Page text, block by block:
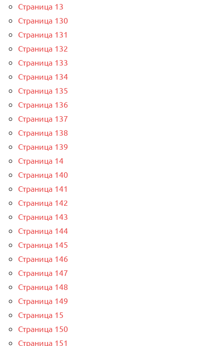
Страница 13
Страница 130
Страница 131
Страница 132
Страница 133
Страница 134
Страница 135
Страница 136
Страница 137
Страница 138
Страница 139
Страница 14
Страница 140
Страница 141
Страница 142
Страница 143
Страница 144
Страница 145
Страница 146
Страница 147
Страница 148
Страница 149
Страница 15
Страница 150
Страница 151